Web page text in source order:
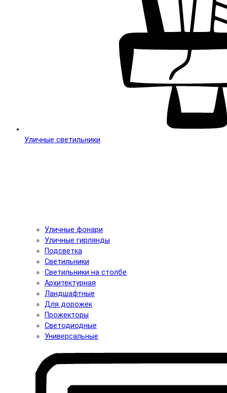
Уличные светильники
Уличные фонари
Уличные гирлянды
Подсветка
Светильники
Светильники на столбе
Архитектурная
Ландшафтные
Для дорожек
Прожекторы
Светодиодные
Универсальные